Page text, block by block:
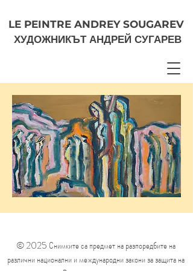
LE PEINTRE ANDREY SOUGAREV
ХУДОЖНИКЪТ АНДРЕЙ СУГАРЕВ
© 2025 Снимките са предмет на разпоредбите на
различни национални и международни закони за защита на